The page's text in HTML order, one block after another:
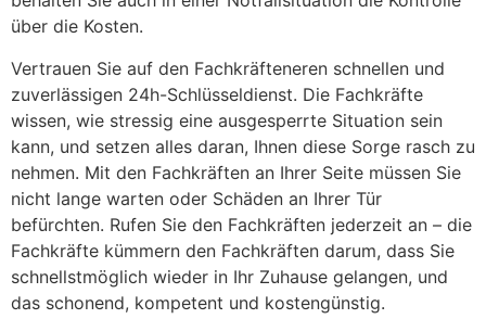
über die Kosten.
Vertrauen Sie auf den Fachkräfteneren schnellen und
zuverlässigen 24h-Schlüsseldienst. Die Fachkräfte
wissen, wie stressig eine ausgesperrte Situation sein
kann, und setzen alles daran, Ihnen diese Sorge rasch zu
nehmen. Mit den Fachkräften an Ihrer Seite müssen Sie
nicht lange warten oder Schäden an Ihrer Tür
befürchten. Rufen Sie den Fachkräften jederzeit an – die
Fachkräfte kümmern den Fachkräften darum, dass Sie
schnellstmöglich wieder in Ihr Zuhause gelangen, und
das schonend, kompetent und kostengünstig.